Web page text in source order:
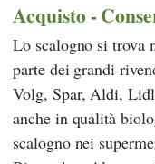
Acquisto -
Lo scalogno si trova
parte dei grandi
Volg, Spar, Aldi,Lidl
anche in qualità
scalogno nei